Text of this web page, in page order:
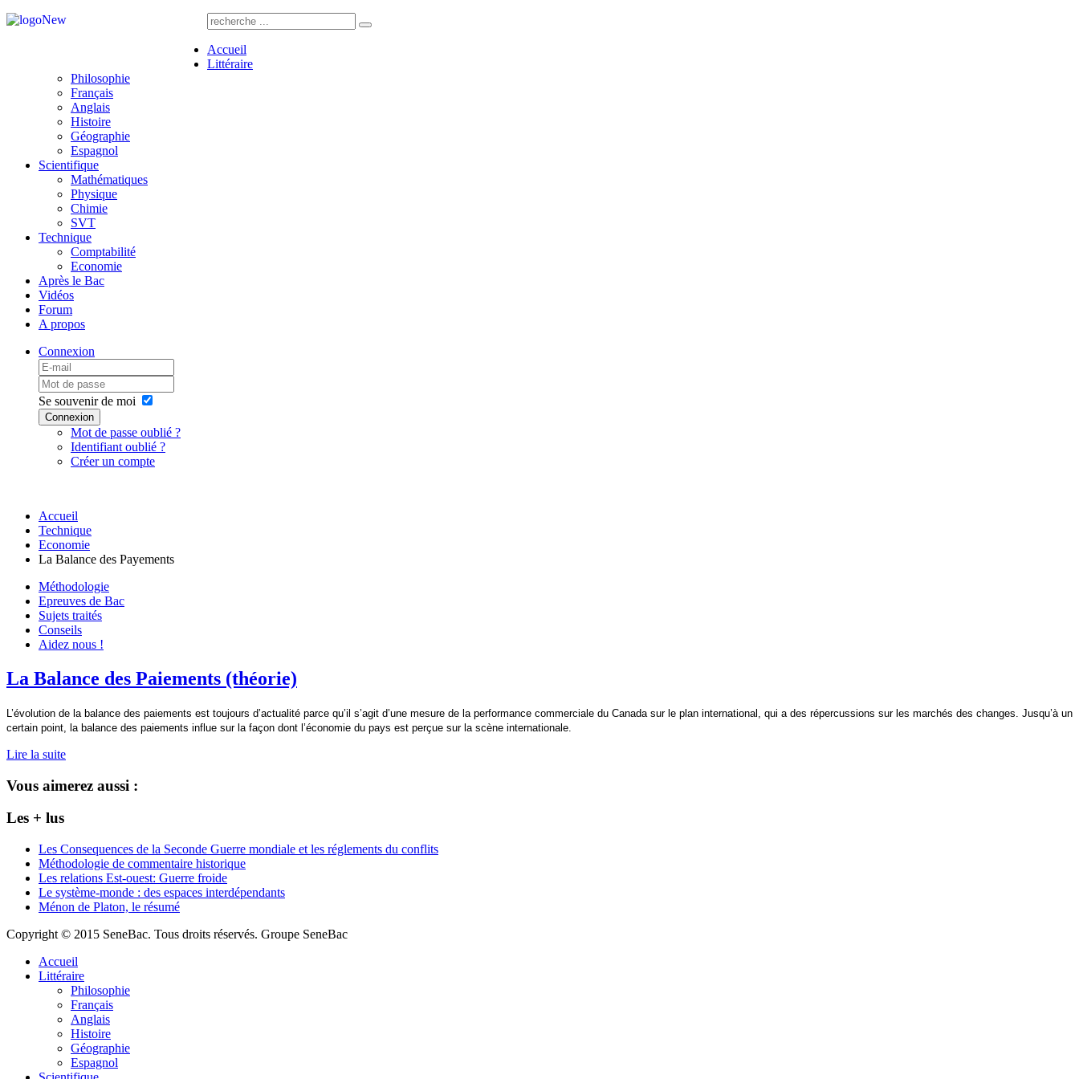
Accueil
Littéraire
Philosophie
Français
Anglais
Histoire
Géographie
Espagnol
Scientifique
Mathématiques
Physique
Chimie
SVT
Technique
Comptabilité
Economie
Après le Bac
Vidéos
Forum
A propos
Connexion
Se souvenir de moi
Connexion
Mot de passe oublié ?
Identifiant oublié ?
Créer un compte
Accueil
Technique
Economie
La Balance des Payements
Méthodologie
Epreuves de Bac
Sujets traités
Conseils
Aidez nous !
La Balance des Paiements (théorie)
L’évolution de la balance des paiements est toujours d’actualité parce qu’il s’agit d’une mesure de la performance commerciale du Canada sur le plan international, qui a des répercussions sur les marchés des changes. Jusqu’à un
certain point, la balance des paiements influe sur la façon dont l’économie du pays est perçue sur la scène internationale.
Lire la suite
Vous aimerez aussi :
Les + lus
Les Consequences de la Seconde Guerre mondiale et les réglements du conflits
Méthodologie de commentaire historique
Les relations Est-ouest: Guerre froide
Le système-monde : des espaces interdépendants
Ménon de Platon, le résumé
Copyright © 2015 SeneBac. Tous droits réservés. Groupe SeneBac
Accueil
Littéraire
Philosophie
Français
Anglais
Histoire
Géographie
Espagnol